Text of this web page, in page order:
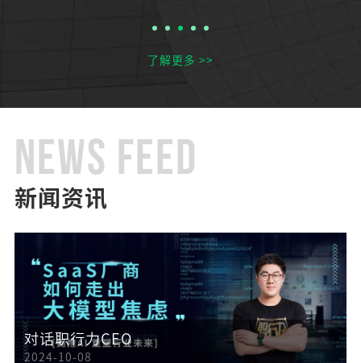
了解更多 >>
NEWS FEED
新闻资讯
对话职行力CEO
2024-10-08